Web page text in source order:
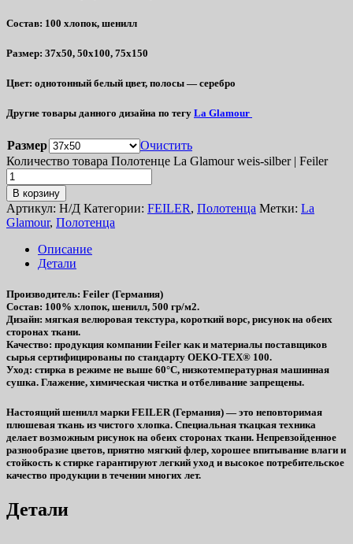
Состав: 100 хлопок, шенилл
Размер: 37х50, 50х100, 75х150
Цвет: однотонный белый цвет, полосы — серебро
Другие товары данного дизайна по тегу La Glamour
Размер
Очистить
Количество товара Полотенце La Glamour weis-silber | Feiler
В корзину
Артикул: Н/Д Категории: FEILER, Полотенца Метки: La
Glamour, Полотенца
Описание
Детали
Производитель: Feiler (Германия)
Состав: 100% хлопок, шенилл, 500 гр/м2.
Дизайн: мягкая велюровая текстура, короткий ворс, рисунок на обеих
сторонах ткани.
Качество: продукция компании Feiler как и материалы поставщиков
сырья сертифицированы по стандарту OEKO-TEX® 100.
Уход: стирка в режиме не выше 60°C, низкотемпературная машинная
сушка. Глажение, химическая чистка и отбеливание запрещены.
Настоящий шенилл марки FEILER (Германия) — это неповторимая
плюшевая ткань из чистого хлопка. Специальная ткацкая техника
делает возможным рисунок на обеих сторонах ткани. Непревзойденное
разнообразие цветов, приятно мягкий флер, хорошее впитывание влаги и
стойкость к стирке гарантируют легкий уход и высокое потребительское
качество продукции в течении многих лет.
Детали